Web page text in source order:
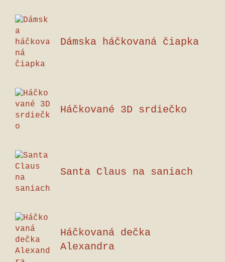
Dámska háčkovaná čiapka
Háčkované 3D srdiečko
Santa Claus na saniach
Háčkovaná dečka
Alexandra